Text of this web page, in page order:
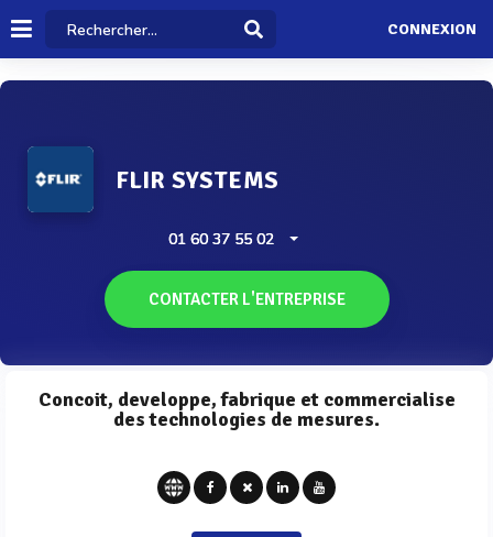
CONNEXION
FLIR SYSTEMS
01 60 37 55 02
CONTACTER L'ENTREPRISE
Concoit, developpe, fabrique et commercialise
des technologies de mesures.